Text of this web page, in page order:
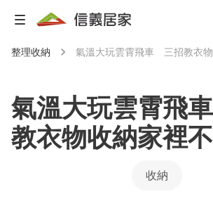
整理收納 氣溫大玩雲霄飛車 三招教衣
氣溫大玩雲霄飛
教衣物收納家裡
收納